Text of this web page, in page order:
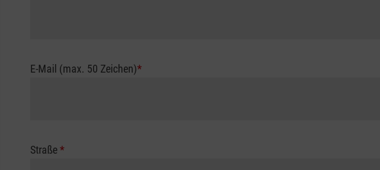
E-Mail (max. 50 Zeichen)*
Straße*